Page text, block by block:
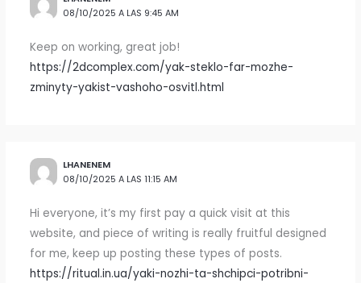
08/10/2025 A LAS 9:45 AM
Keep on working, great job!
https://2dcomplex.com/yak-steklo-far-mozhe-
zminyty-yakist-vashoho-osvitl.html
LHANENEM
08/10/2025 A LAS 11:15 AM
Hi everyone, it’s my first pay a quick visit at this
website, and piece of writing is really fruitful designed
for me, keep up posting these types of posts.
https://ritual.in.ua/yaki-nozhi-ta-shchipci-potribni-